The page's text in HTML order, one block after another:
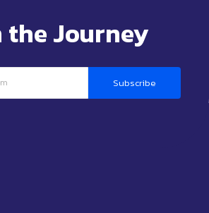
the Journey
Subscribe